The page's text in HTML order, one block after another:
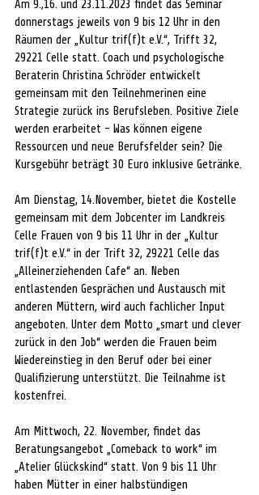
Am 9.,16. und 23.11.2023 findet das Seminar
donnerstags jeweils von 9 bis 12 Uhr in den
Räumen der „Kultur trif(f)t e.V.“, Trifft 32,
29221 Celle statt. Coach und psychologische
Beraterin Christina Schröder entwickelt
gemeinsam mit den Teilnehmerinen eine
Strategie zurück ins Berufsleben. Positive Ziele
werden erarbeitet - Was können eigene
Ressourcen und neue Berufsfelder sein? Die
Kursgebühr beträgt 30 Euro inklusive Getränke.
Am Dienstag, 14.November, bietet die Kostelle
gemeinsam mit dem Jobcenter im Landkreis
Celle Frauen von 9 bis 11 Uhr in der „Kultur
trif(f)t e.V.“ in der Trift 32, 29221 Celle das
„Alleinerziehenden Cafe“ an. Neben
entlastenden Gesprächen und Austausch mit
anderen Müttern, wird auch fachlicher Input
angeboten. Unter dem Motto „smart und clever
zurück in den Job“ werden die Frauen beim
Wiedereinstieg in den Beruf oder bei einer
Qualifizierung unterstützt. Die Teilnahme ist
kostenfrei.
Am Mittwoch, 22. November, findet das
Beratungsangebot „Comeback to work“ im
„Atelier Glückskind“ statt. Von 9 bis 11 Uhr
haben Mütter in einer halbstündigen